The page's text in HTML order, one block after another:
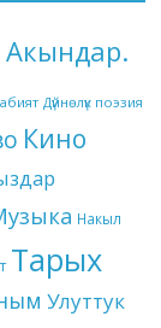
Акындар.
Дүйнөлүк поэзия
Кино
Накыл
Тарых
Улуттук